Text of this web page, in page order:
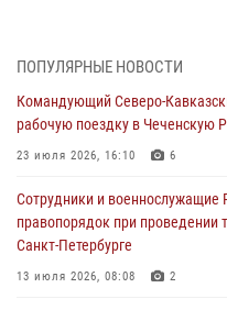
06 августа 2026, 06:30
В Бурятии и Приамурье
незаконном обороте
06 августа 2026, 06:15
На Сахалине при участии СОБР
добычу биоресурсов
06 августа 2026, 05:12
ПОПУЛЯРНЫЕ НОВОСТИ
Командующий Северо-
рабочую поездку в Чеченскую
23 июля 2026, 16:10 6
Сотрудники и военнослужащие
правопорядок при проведении
Санкт-Петербурге
13 июля 2026, 08:08 2